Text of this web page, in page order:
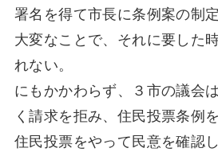
署名を得て市長に条例案の制
大変なことで、それに要した
れない。
にもかかわらず、３市の議会
く請求を拒み、住民投票条例
住民投票をやって民意を確認